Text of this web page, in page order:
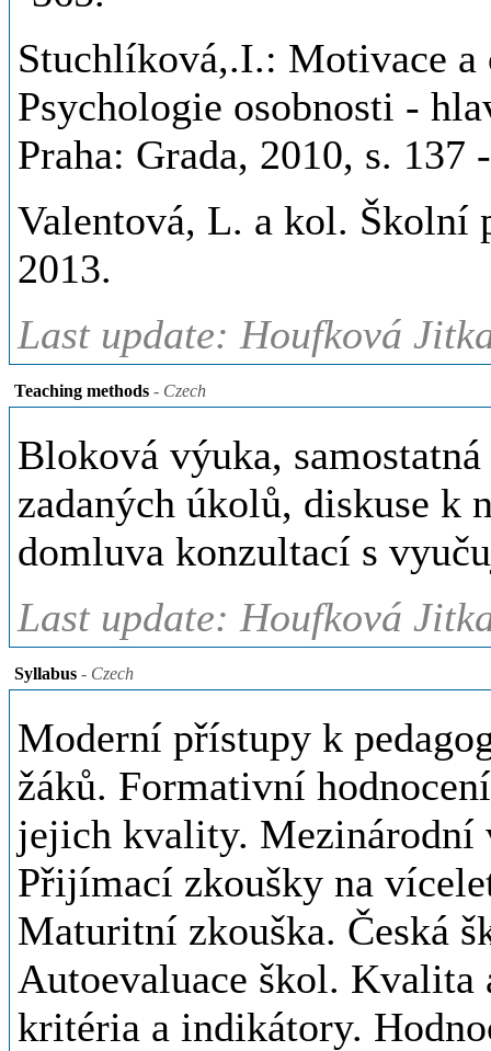
Stuchlíková,.I.: Motivace
Psychologie osobnosti -
Praha: Grada, 2010, s. 137
Valentová, L. a kol. Školní
2013.
Last update: Houfková
Teaching methods - Czech
Bloková výuka,
zadaných úkolů, diskuse
domluva konzultací s
Last update: Houfková
Syllabus - Czech
Moderní přístupy k
žáků. Formativní
jejich kvality. Mezinárodní
Přijímací zkoušky na
Maturitní zkouška. Česká
Autoevaluace škol.
kritéria a indikátory.